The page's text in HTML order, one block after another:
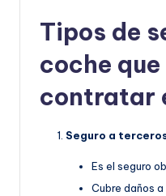
Tipos de
coche
contratar
Seguro a
Es el seguro
Cubre daños